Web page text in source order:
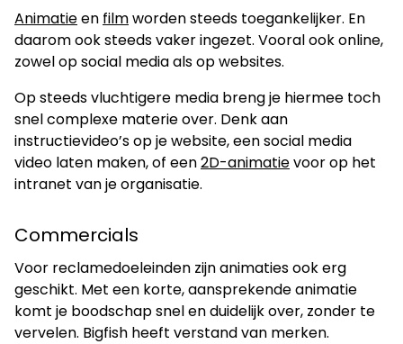
Animatieen filmworden steeds toegankelijker. En
daarom ook steeds vaker ingezet. Vooral ook online,
zowel op social media als op websites.
Op steeds vluchtigere media breng je hiermee toch
snel complexe materie over. Denk aan
instructievideo’s op je website, een social media
video laten maken, of een2D-animatievoor op het
intranet van je organisatie.
Commercials
Voor reclamedoeleinden zijn animaties ook erg
geschikt. Met een korte, aansprekende animatie
komt je boodschap snel en duidelijk over, zonder te
vervelen. Bigfish heeft verstand van merken.